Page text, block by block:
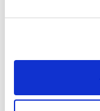
Analiza